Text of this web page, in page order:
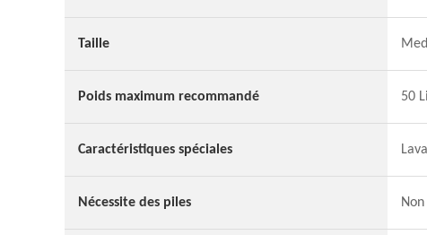
Taille
Poids maximum recommandé 50
Caractéristiques spéciales
Nécessite des piles Non